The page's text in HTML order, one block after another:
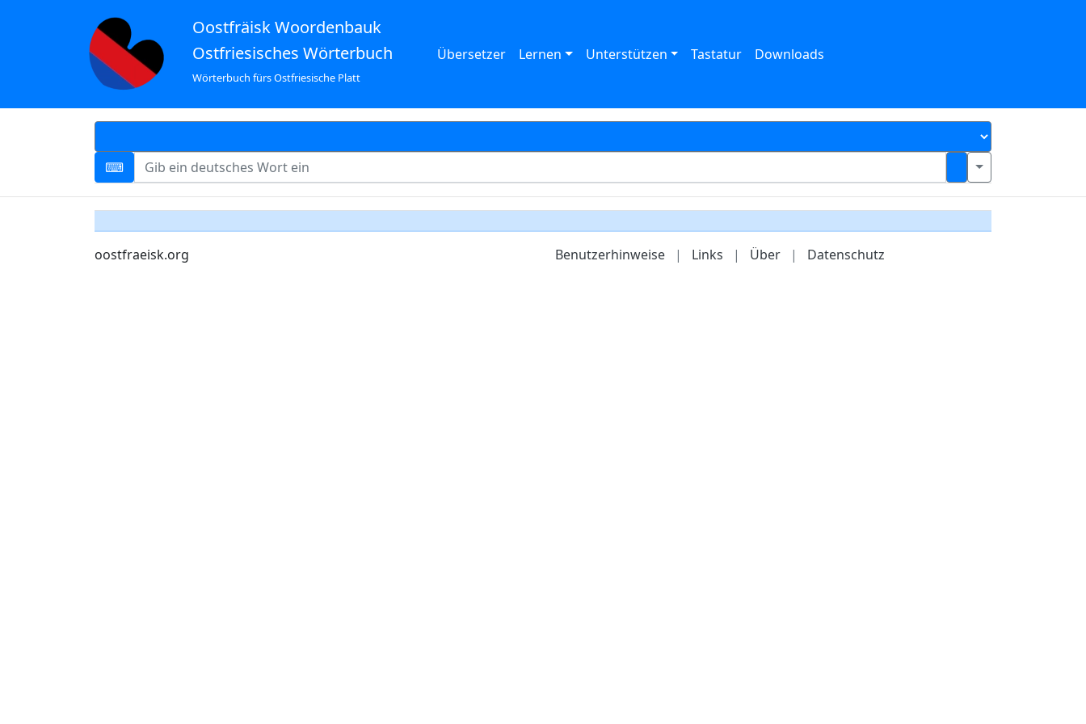
Oostfräisk Woordenbauk
Ostfriesisches Wörterbuch
Wörterbuch fürs Ostfriesische Platt
Übersetzer Lernen Unterstützen Tastatur Downloads
oostfraeisk.org Benutzerhinweise | Links | Über | Datenschutz